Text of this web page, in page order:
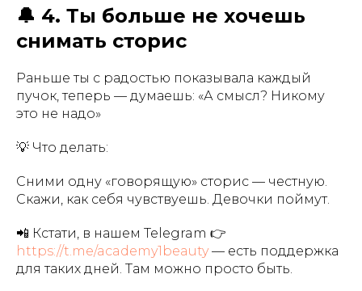
🔔 4. Ты больше не хочешь
снимать сторис
Раньше ты с радостью показывала каждый
пучок, теперь — думаешь: «А смысл? Никому
это не надо»
💡 Что делать:
Сними одну «говорящую» сторис — честную.
Скажи, как себя чувствуешь. Девочки поймут.
📲 Кстати, в нашем Telegram 👉
https://t.me/academy1beauty— есть поддержка
для таких дней. Там можно просто быть.